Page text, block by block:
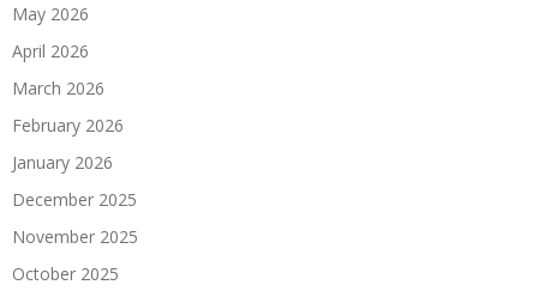
May 2026
April 2026
March 2026
February 2026
January 2026
December 2025
November 2025
October 2025